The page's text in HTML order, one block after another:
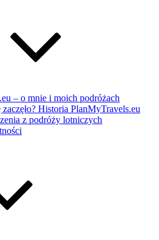
– o mnie i moich podróżach
Historia PlanMyTravels.eu
z podróży lotniczych